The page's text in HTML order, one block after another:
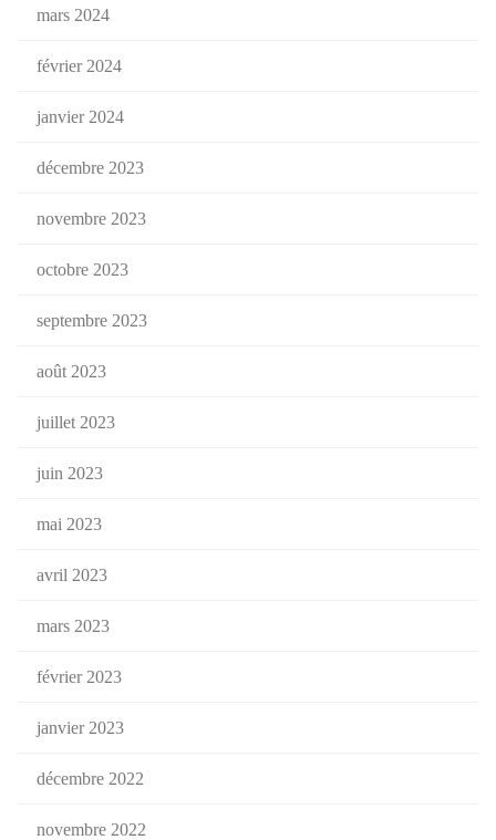
mars 2024
février 2024
janvier 2024
décembre 2023
novembre 2023
octobre 2023
septembre 2023
août 2023
juillet 2023
juin 2023
mai 2023
avril 2023
mars 2023
février 2023
janvier 2023
décembre 2022
novembre 2022